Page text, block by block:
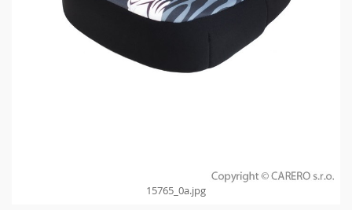
15765_0a.jpg